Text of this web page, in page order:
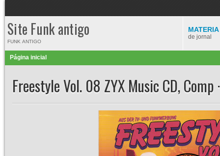
Site Funk antigo
FUNK ANTIGO
MATERIA
de jornal
Página inicial
Freestyle Vol. 08 ZYX Music CD, Comp